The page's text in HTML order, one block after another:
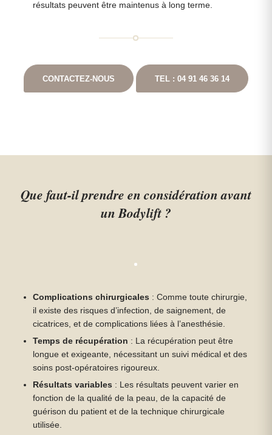
résultats peuvent être maintenus à long terme.
CONTACTEZ-NOUS TEL : 04 91 46 36 14
Que faut-il prendre en considération avant
un Bodylift ?
Complications chirurgicales : Comme toute chirurgie,
il existe des risques d’infection, de saignement, de
cicatrices, et de complications liées à l’anesthésie.
Temps de récupération : La récupération peut être
longue et exigeante, nécessitant un suivi médical et des
soins post-opératoires rigoureux.
Résultats variables : Les résultats peuvent varier en
fonction de la qualité de la peau, de la capacité de
guérison du patient et de la technique chirurgicale
utilisée.